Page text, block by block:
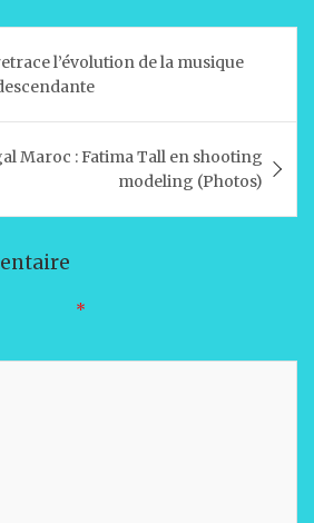
k
e
dI
n
ai
l
ta
g
er
l’évolution de la musique
Maroc : Fatima Tall en shooting
modeling (Photos)
sera pas publiée.
avec *